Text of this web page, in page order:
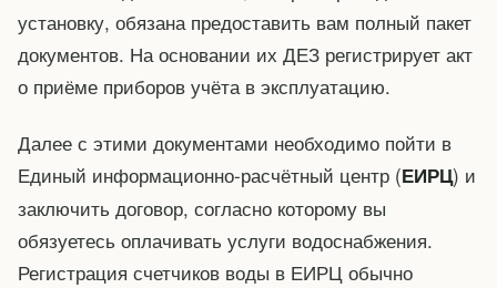
установку, обязана предоставить вам полный пакет
документов. На основании их ДЕЗ регистрирует акт
о приёме приборов учёта в эксплуатацию.
Далее с этими документами необходимо пойти в
Единый информационно-расчётный центр (ЕИРЦ) и
заключить договор, согласно которому вы
обязуетесь оплачивать услуги водоснабжения.
Регистрация счетчиков воды в ЕИРЦ обычно